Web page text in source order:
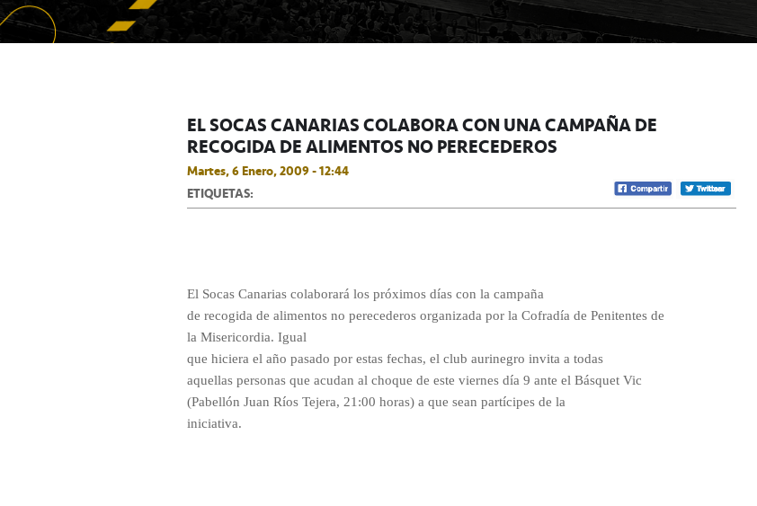
EL SOCAS CANARIAS COLABORA CON UNA CAMPAÑA DE
RECOGIDA DE ALIMENTOS NO PERECEDEROS
Martes, 6 Enero, 2009 - 12:44
ETIQUETAS:
El Socas Canarias colaborará los próximos días con la campaña
de recogida de alimentos no perecederos organizada por la Cofradía de Penitentes de
la Misericordia. Igual
que hiciera el año pasado por estas fechas, el club aurinegro invita a todas
aquellas personas que acudan al choque de este viernes día 9 ante el Básquet Vic
(Pabellón Juan Ríos Tejera, 21:00 horas) a que sean partícipes de la
iniciativa.